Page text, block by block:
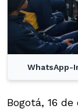
WhatsApp-
Bogotá, 16